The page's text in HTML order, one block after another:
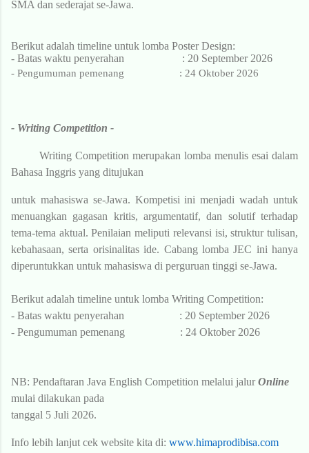
SMA dan sederajat se-Jawa.
Berikut adalah timeline untuk lomba Poster Design:
- Batas waktu penyerahan : 20 September 2026
- Pengumuman pemenang : 24 Oktober 2026
- Writing Competition -
Writing Competition merupakan lomba menulis esai dalam
Bahasa Inggris yang ditujukan
untuk mahasiswa se-Jawa. Kompetisi ini menjadi wadah untuk
menuangkan gagasan kritis, argumentatif, dan solutif terhadap
tema-tema aktual. Penilaian meliputi relevansi isi, struktur tulisan,
kebahasaan, serta orisinalitas ide. Cabang lomba JEC ini hanya
diperuntukkan untuk mahasiswa di perguruan tinggi se-Jawa.
Berikut adalah timeline untuk lomba Writing Competition:
- Batas waktu penyerahan
: 20 September 2026
- Pengumuman pemenang
: 24 Oktober 2026
NB: Pendaftaran Java English Competition melalui jalurOnline
mulai dilakukan pada
tanggal 5 Juli 2026.
Info lebih lanjut cek website kita di: www.himaprodibisa.com